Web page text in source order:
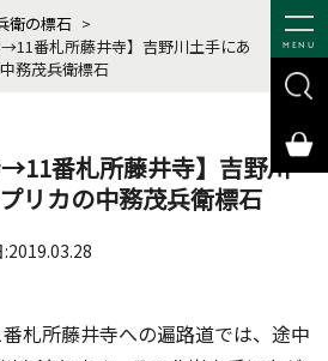
MENU
衛の標石 >
→11番札所藤井寺】吉野川土手にあ
務茂兵衛標石
→11番札所藤井寺】吉野川
リカの中務茂兵衛標石
札所藤井寺への遍路道では、途中